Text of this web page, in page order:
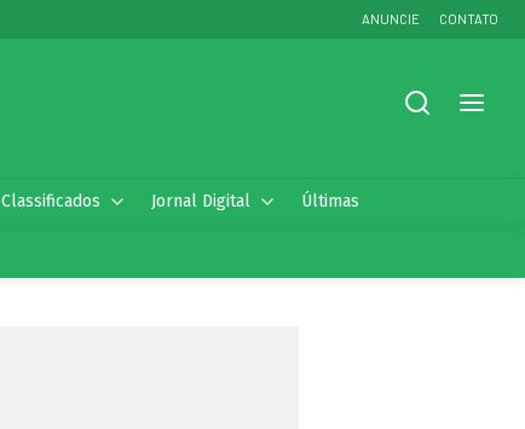
ANUNCIE CONTATO
Classificados Jornal Digital Últimas